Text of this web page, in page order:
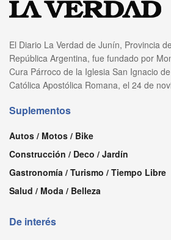
El Diario La Verdad de Junín, Provincia
República Argentina, fue fundado por
Cura Párroco de la Iglesia San Ignacio
Católica Apostólica Romana, el 24 de
Suplementos
Autos / Motos / Bike
Construcción / Deco / Jardín
Gastronomía / Turismo / Tiempo Libre
Salud / Moda / Belleza
De interés